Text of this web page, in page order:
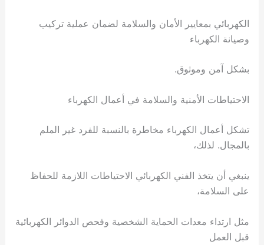
الكهربائي بمعايير الأمان والسلامة لضمان عملية تركيب
وصيانة الكهرباء
بشكل آمن وموثوق.
الاحتياطات الأمنية والسلامة في أعمال الكهرباء
تشكل أعمال الكهرباء مخاطرة بالنسبة للفرد غير الملم
بالمجال. لذلك،
ينبغي أن يتخذ الفني الكهربائي الاحتياطات اللازمة للحفاظ
على السلامة،
مثل ارتداء معدات الحماية الشخصية وفحص الدوائر الكهربائية
قبل العمل